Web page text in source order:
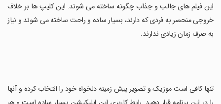
این فیلم های جالب و جذاب چگونه ساخته می شوند. این کلیپ ها بر خلاف
خروجی منحصر به فردی که دارند، بسیار ساده و راحت ساخته می شوند و نیاز
به صرف زمان زیادی ندارند.
تنها کافی است موزیک و تصویر پیش زمینه دلخواه خود را انتخاب کرده و آنها